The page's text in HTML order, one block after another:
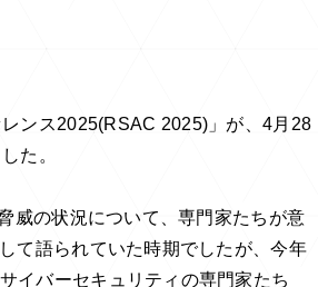
ンス2025(RSAC 2025)」が、4月28
た。
威の状況について、専門家たちが意
て語られていた時期でしたが、今年
イバーセキュリティの専門家たち